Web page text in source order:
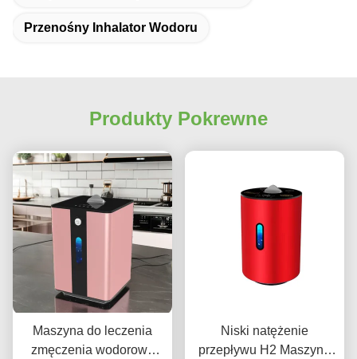
Przenośny Inhalator Wodoru
Produkty Pokrewne
Maszyna do leczenia
zmęczenia wodorową
Niski natężenie
przepływu H2 Maszyna